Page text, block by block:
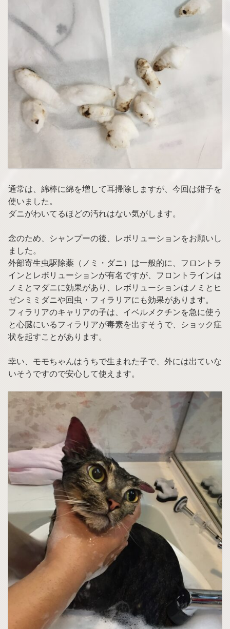
通常は、綿棒に綿を増して耳掃除しますが、今回は鉗子を
使いました。
ダニがわいてるほどの汚れはない気がします。
念のため、シャンプーの後、レボリューションをお願いし
ました。
外部寄生虫駆除薬（ノミ・ダニ）は一般的に、フロントラ
インとレボリューションが有名ですが、フロントラインは
ノミとマダニに効果があり、レボリューションはノミとヒ
ゼンミミダニや回虫・フィラリアにも効果があります。
フィラリアのキャリアの子は、イベルメクチンを急に使う
と心臓にいるフィラリアが毒素を出すそうで、ショック症
状を起すことがあります。
幸い、モモちゃんはうちで生まれた子で、外には出ていな
いそうですので安心して使えます。